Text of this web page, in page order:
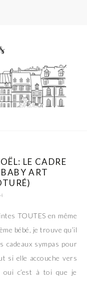
LE CADRE
ART
TOUTES en même
bébé, je trouve qu’il
cadeaux sympas pour
si elle accouche vers
oui c’est à toi que je